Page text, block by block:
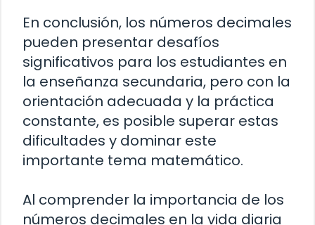
En conclusión, los números decimales
pueden presentar desafíos
significativos para los estudiantes en
la enseñanza secundaria, pero con la
orientación adecuada y la práctica
constante, es posible superar estas
dificultades y dominar este
importante tema matemático.
Al comprender la importancia de los
números decimales en la vida diaria